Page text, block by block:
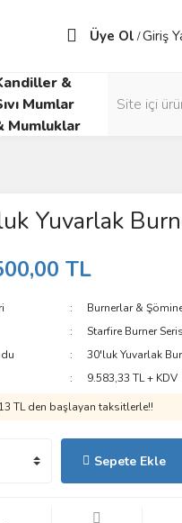
Üye Ol /Giriş
&
Mumlar
Mumluklar
Yuvarlak
TL
Burnerlar &
Starfire Burner
30'luk Yuvarlak
9.583,33 TL + KDV
TL den başlayan taksitlerle!!
Sepete Ekle